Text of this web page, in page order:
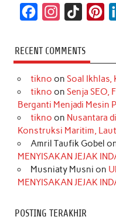
c
e
b
o
k
s
t
a
r
a
m
k
T
o
k
t
e
r
e
s
t
RECENT COMMENTS
tikno on Soal Ikhlas,
tikno on Senja SEO,
Berganti Menjadi Mesin
tikno on Nusantara
Konstruksi Maritim,
Amril Taufik Gobel
MENYISAKAN JEJAK
Musniaty Musni on
MENYISAKAN JEJAK
POSTING TERAKHIR